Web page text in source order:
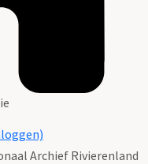
Archief Rivierenland